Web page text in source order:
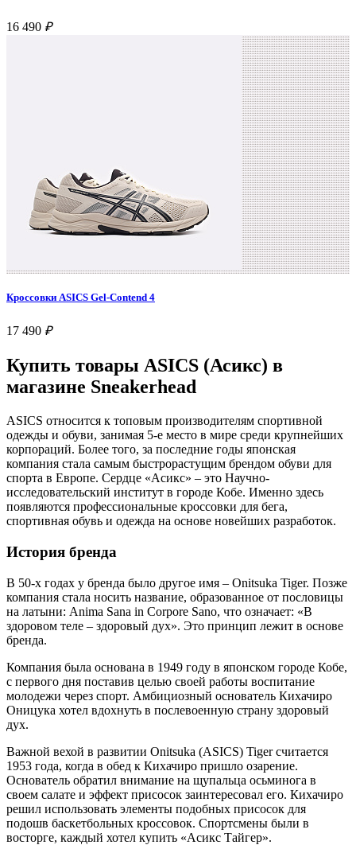
16 490 ₽
Кроссовки ASICS Gel-Contend 4
17 490 ₽
Купить товары ASICS (Асикс) в
магазине Sneakerhead
ASICS относится к топовым производителям спортивной
одежды и обуви, занимая 5-е место в мире среди крупнейших
корпораций. Более того, за последние годы японская
компания стала самым быстрорастущим брендом обуви для
спорта в Европе. Сердце «Асикс» – это Научно-
исследовательский институт в городе Кобе. Именно здесь
появляются профессиональные кроссовки для бега,
спортивная обувь и одежда на основе новейших разработок.
История бренда
В 50-х годах у бренда было другое имя – Onitsuka Tiger. Позже
компания стала носить название, образованное от пословицы
на латыни: Anima Sana in Corpore Sano, что означает: «В
здоровом теле – здоровый дух». Это принцип лежит в основе
бренда.
Компания была основана в 1949 году в японском городе Кобе,
с первого дня поставив целью своей работы воспитание
молодежи через спорт. Амбициозный основатель Кихачиро
Оницука хотел вдохнуть в послевоенную страну здоровый
дух.
Важной вехой в развитии Onitsuka (ASICS) Tiger считается
1953 года, когда в обед к Кихачиро пришло озарение.
Основатель обратил внимание на щупальца осьминога в
своем салате и эффект присосок заинтересовал его. Кихачиро
решил использовать элементы подобных присосок для
подошв баскетбольных кроссовок. Спортсмены были в
восторге, каждый хотел купить «Асикс Тайгер».